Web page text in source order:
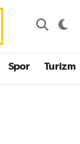
Spor Turizm